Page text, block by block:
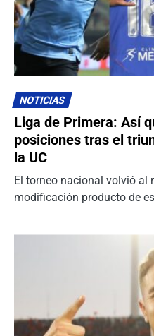
NOTICIAS
Liga de Primera: Así
posiciones tras el
la UC
El torneo nacional volvió al
modificación producto de